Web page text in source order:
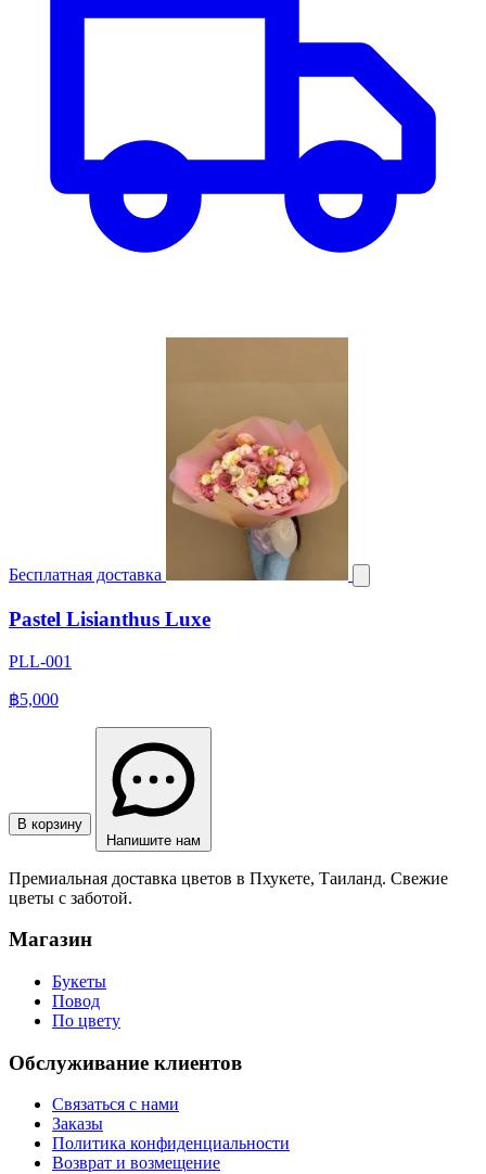
Бесплатная доставка
Pastel Lisianthus Luxe
PLL-001
฿5,000
В корзину
Напишите нам
Премиальная доставка цветов в Пхукете, Таиланд. Свежие
цветы с заботой.
Магазин
Букеты
Повод
По цвету
Обслуживание клиентов
Связаться с нами
Заказы
Политика конфиденциальности
Возврат и возмещение